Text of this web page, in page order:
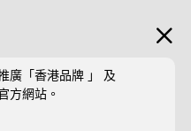
廣「香港品牌 」 及
方網站。